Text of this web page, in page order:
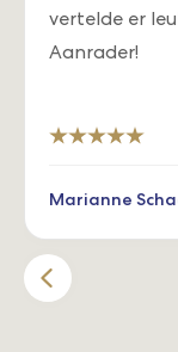
vertelde er
Aanrader!
Marianne